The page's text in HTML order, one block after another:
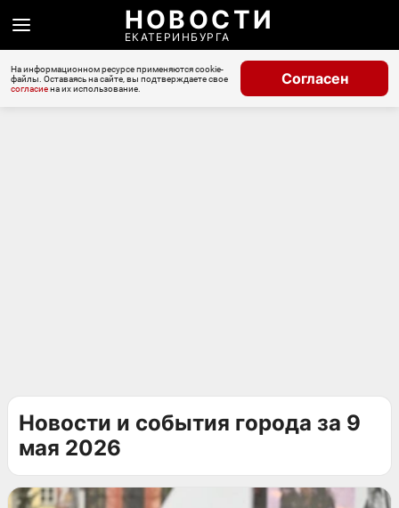
НОВОСТИ
ЕКАТЕРИНБУРГА
На информационном ресурсе применяются cookie-
файлы. Оставаясь на сайте, вы подтверждаете свое
согласиена их использование.
Согласен
Новости и события города за 9
мая 2026